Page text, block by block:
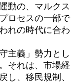
動の、マルクス
ロセスの一部で
れの時代に合わ
主義」勢力とし
それは、市場経
し、移民規制、